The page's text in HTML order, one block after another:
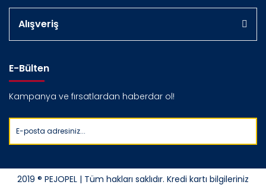
Alışveriş
E-Bülten
Kampanya ve fırsatlardan haberdar ol!
2019 ® PEJOPEL | Tüm hakları saklıdır. Kredi kartı bilgileriniz